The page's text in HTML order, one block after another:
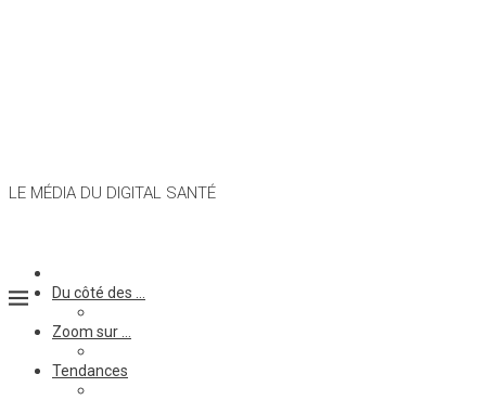
LE MÉDIA DU DIGITAL SANTÉ
Du côté des …
Zoom sur …
Tendances